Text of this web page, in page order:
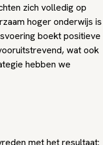
zich volledig op
hoger onderwijs is
boekt positieve
wat ook
hebben we
met het resultaat: